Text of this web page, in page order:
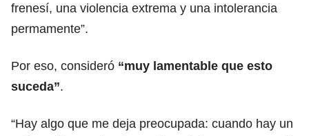
frenesí, una violencia extrema y una intolerancia
permamente”.
Por eso, consideró “muy lamentable que esto
suceda”.
“Hay algo que me deja preocupada: cuando hay un